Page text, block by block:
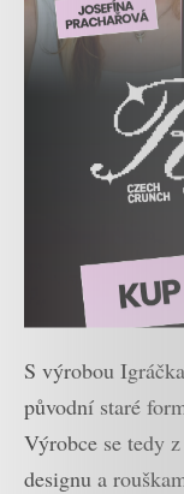
S výrobou
původní staré
Výrobce se tedy
designu a